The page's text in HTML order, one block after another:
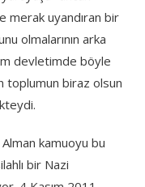
merak uyandıran bir
olmalarının arka
devletimde böyle
toplumun biraz olsun
kamuoyu bu
bir Nazi